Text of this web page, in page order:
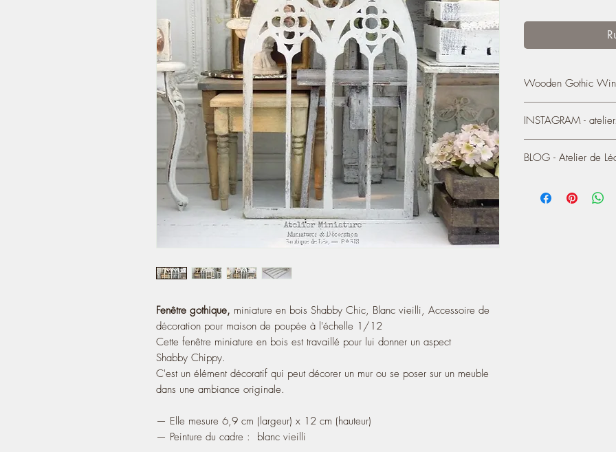
Fenêtre gothique, miniature en bois Shabby Chic, Blanc vieilli, Accessoire de
décoration pour maison de poupée à l'échelle 1/12
Cette fenêtre miniature en bois est travaillé pour lui donner un aspect
Shabby Chippy.
C'est un élément décoratif qui peut décorer un mur ou se poser sur un meuble
dans une ambiance originale.
— Elle mesure 6,9 cm (largeur) x 12 cm (hauteur)
— Peinture du cadre : blanc vieilli
Wooden Gothic
Distressed White, 1/
This miniature
Chippy look.
INSTAGRAM -
BLOG - Atelier de
minituare, on my